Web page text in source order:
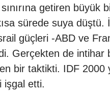
getiren büyük
sürede suya
güçleri -ABD ve
Gerçekten de intihar
bir taktikti. IDF 2000
işgal etti.